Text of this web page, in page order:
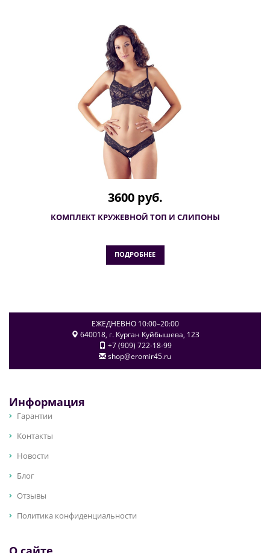
3600 руб.
КОМПЛЕКТ КРУЖЕВНОЙ ТОП И СЛИПОНЫ
ПОДРОБНЕЕ
ЕЖЕДНЕВНО 10:00–20:00
640018, г. Курган Куйбышева, 123
+7 (909) 722-18-99
shop@eromir45.ru
Информация
Гарантии
Контакты
Новости
Блог
Отзывы
Политика конфиденциальности